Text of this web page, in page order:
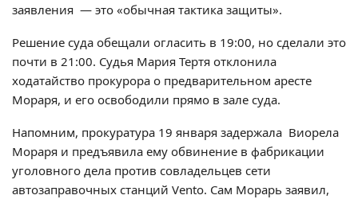
заявления — это «обычная тактика защиты».
Решение суда обещали огласить в 19:00, но сделали это
почти в 21:00. Судья Мария Тертя отклонила
ходатайство прокурора о предварительном аресте
Мораря, и его освободили прямо в зале суда.
Напомним, прокуратура 19 января задержала Виорела
Мораря и предъявила ему обвинение в фабрикации
уголовного дела против совладельцев сети
автозаправочных станций Vento. Сам Морарь заявил,